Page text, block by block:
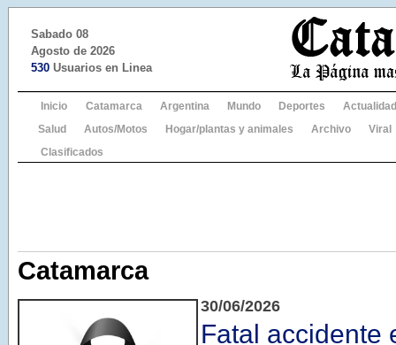
Sabado 08
Agosto de 2026
530 Usuarios en Linea
Inicio Catamarca Argentina Mundo Deportes
Actualidad
Salud
Autos/Motos Hogar/plantas y animales Archivo
Viral
Clasificados
Catamarca
30/06/2026
Fatal accidente